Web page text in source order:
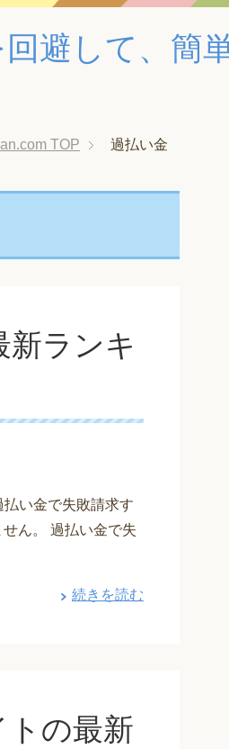
避して、簡
TOP 過払い金
ランキ
い金で失敗請求す
ん。 過払い金で失
続きを読む
トの最新